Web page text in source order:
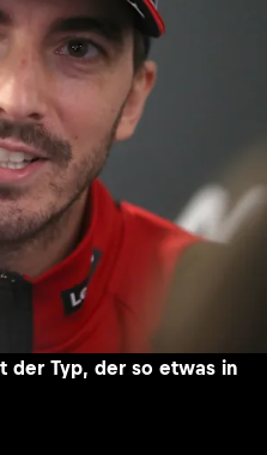
der Typ, der so etwas in